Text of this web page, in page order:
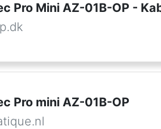
Pro Mini AZ-01B-OP -
Pro mini AZ-01B-OP